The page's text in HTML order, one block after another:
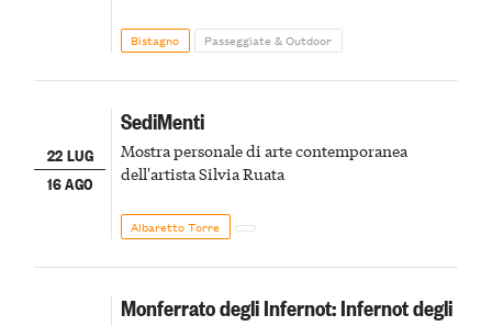
Bistagno Passeggiate & Outdoor
22 LUG
16 AGO
SediMenti
Mostra personale di arte contemporanea
dell'artista Silvia Ruata
Albaretto Torre
Monferrato degli Infernot: Infernot degli